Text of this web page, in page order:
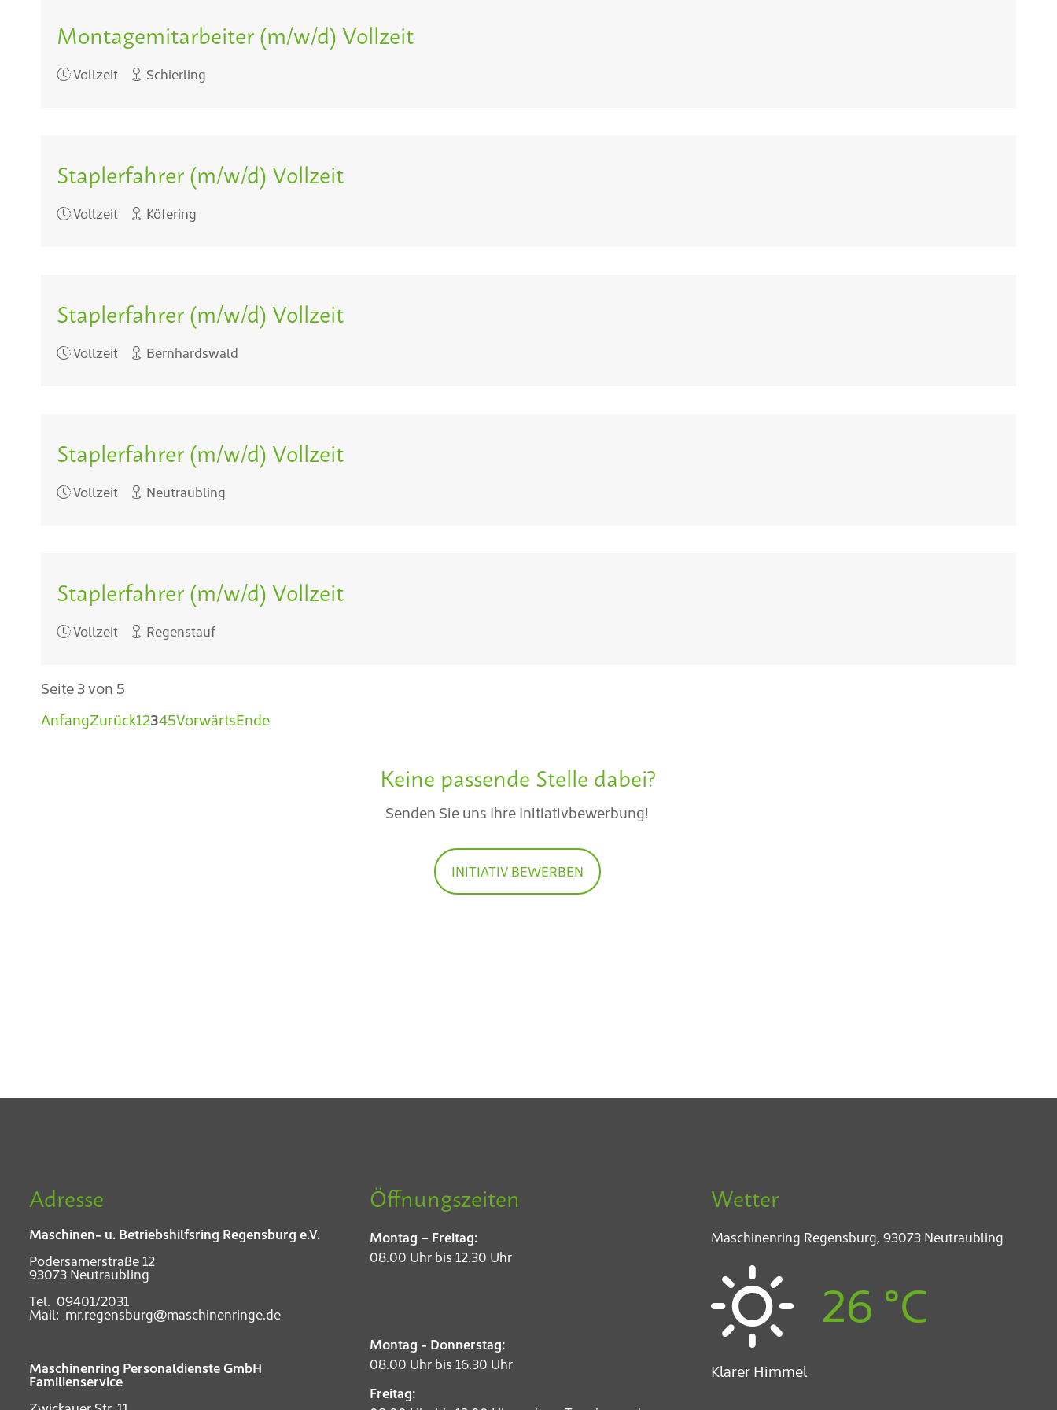
Montagemitarbeiter (m/w/d) Vollzeit
Vollzeit Schierling
Staplerfahrer (m/w/d) Vollzeit
Vollzeit Köfering
Staplerfahrer (m/w/d) Vollzeit
Vollzeit Bernhardswald
Staplerfahrer (m/w/d) Vollzeit
Vollzeit Neutraubling
Staplerfahrer (m/w/d) Vollzeit
Vollzeit Regenstauf
Seite 3 von 5
AnfangZurück12345VorwärtsEnde
Keine passende Stelle dabei?
Senden Sie uns Ihre Initiativbewerbung!
INITIATIV BEWERBEN
Adresse
Maschinen- u. Betriebshilfsring Regensburg e.V.
Podersamerstraße 12
93073 Neutraubling
Tel. 09401/2031
Mail: mr.regensburg@maschinenringe.de
Maschinenring Personaldienste GmbH
Familienservice
Öffnungszeiten
Montag – Freitag:
08.00 Uhr bis 12.30 Uhr
Montag - Donnerstag:
08.00 Uhr bis 16.30 Uhr
Freitag:
Wetter
Maschinenring Regensburg, 93073 Neutraubling
Klarer Himmel
26 °C